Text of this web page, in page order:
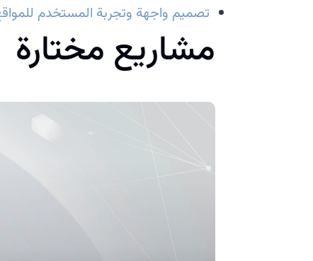
تصميم واجهة وتجربة المستخدم للمواقع
مشاريع مختارة